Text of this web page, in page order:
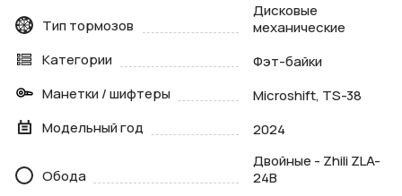
Тип тормозов
Дисковые
механические
Категории
Фэт-байки
Манетки / шифтеры
Microshift, TS-38
Модельный год
2024
Обода
Двойные - Zhili ZLA-
24B